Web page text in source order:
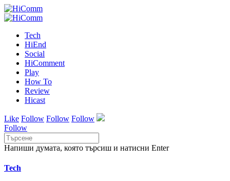
Tech
HiEnd
Social
HiComment
Play
How To
Review
Hicast
Like Follow Follow Follow
Follow
Напиши думата, която търсиш и натисни Enter
Tech